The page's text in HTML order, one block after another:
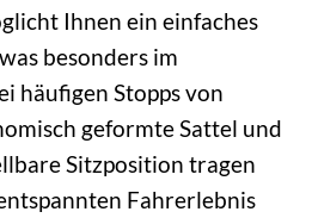
Ihnen ein einfaches
besonders im
häufigen Stopps von
geformte Sattel und
Sitzposition tragen
Fahrerlebnis